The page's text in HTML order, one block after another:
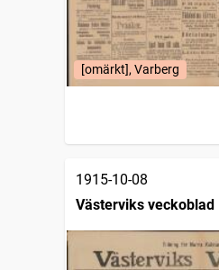
[omärkt], Varberg
1915-10-08
Västerviks veckoblad